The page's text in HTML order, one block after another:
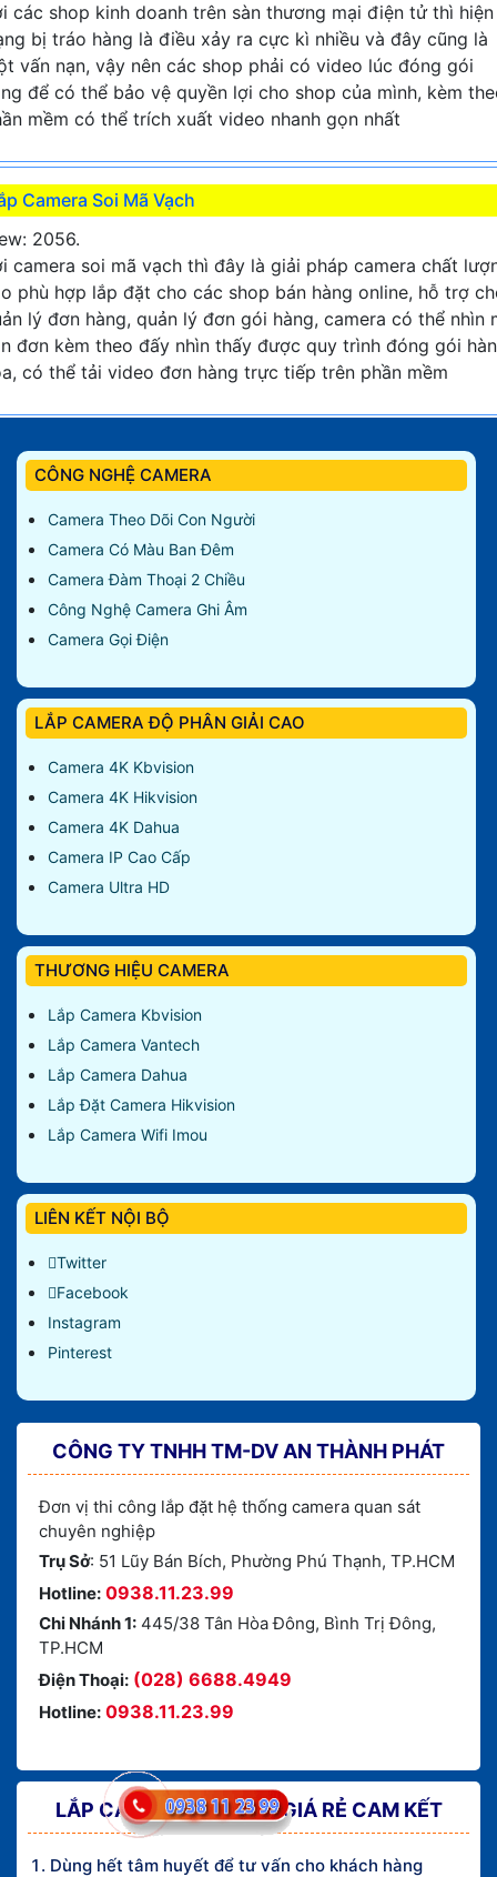
các shop kinh doanh trên sàn thương mại điện tử thì hiện
bị tráo hàng là điều xảy ra cực kì nhiều và đây cũng là
vấn nạn, vậy nên các shop phải có video lúc đóng gói
để có thể bảo vệ quyền lợi cho shop của mình, kèm
mềm có thể trích xuất video nhanh gọn nhất
Camera Soi Mã Vạch
2056.
camera soi mã vạch thì đây là giải pháp camera chất
phù hợp lắp đặt cho các shop bán hàng online, hỗ trợ
lý đơn hàng, quản lý đơn gói hàng, camera có thể nhìn
đơn kèm theo đấy nhìn thấy được quy trình đóng gói
có thể tải video đơn hàng trực tiếp trên phần mềm
CÔNG NGHỆ CAMERA
Camera Theo Dõi Con Người
Camera Có Màu Ban Đêm
Camera Đàm Thoại 2 Chiều
Công Nghệ Camera Ghi Âm
Camera Gọi Điện
LẮP CAMERA ĐỘ PHÂN GIẢI CAO
Camera 4K Kbvision
Camera 4K Hikvision
Camera 4K Dahua
Camera IP Cao Cấp
Camera Ultra HD
THƯƠNG HIỆU CAMERA
Lắp Camera Kbvision
Lắp Camera Vantech
Lắp Camera Dahua
Lắp Đặt Camera Hikvision
Lắp Camera Wifi Imou
LIÊN KẾT NỘI BỘ
Twitter
Facebook
Instagram
Pinterest
CÔNG TY TNHH TM-DV AN THÀNH PHÁT
Đơn vị thi công lắp đặt hệ thống camera quan sát
chuyên nghiệp
Trụ Sở: 51 Lũy Bán Bích, Phường Phú Thạnh, TP.HCM
Hotline: 0938.11.23.99
Chi Nhánh 1: 445/38 Tân Hòa Đông, Bình Trị Đông,
TP.HCM
Điện Thoại: (028) 6688.4949
Hotline: 0938.11.23.99
LẮP CAMERA TÂN PHÚ GIÁ RẺ CAM KẾT
Dùng hết tâm huyết để tư vấn cho khách hàng